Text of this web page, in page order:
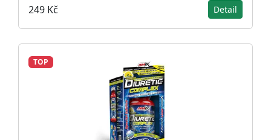
249 Kč Detail
TOP